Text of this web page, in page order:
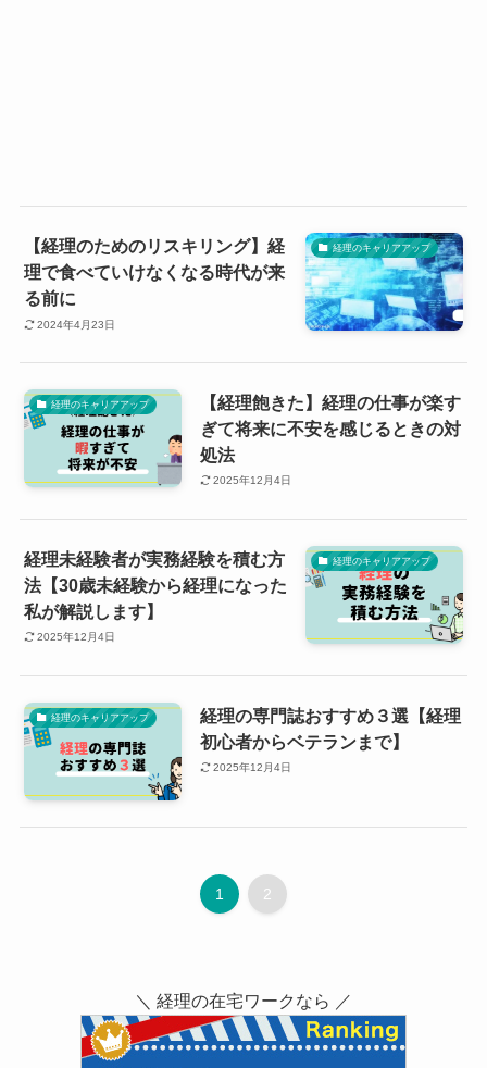
経理のキャリアアップ
【経理のためのリスキリング】経
理で食べていけなくなる時代が来
る前に
2024年4月23日
経理のキャリアアップ
【経理飽きた】経理の仕事が楽す
ぎて将来に不安を感じるときの対
処法
2025年12月4日
経理のキャリアアップ
経理未経験者が実務経験を積む方
法【30歳未経験から経理になった
私が解説します】
2025年12月4日
経理のキャリアアップ
経理の専門誌おすすめ３選【経理
初心者からベテランまで】
2025年12月4日
1 2
＼ 経理の在宅ワークなら ／